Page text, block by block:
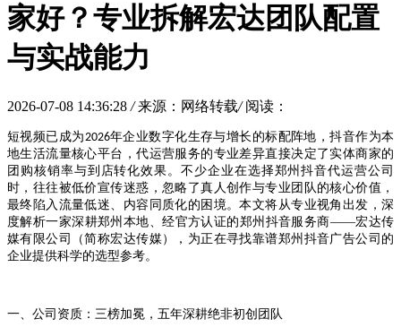
家好？专业拆解宏达团队配置
与实战能力
2026-07-08 14:36:28 / 来源：网络转载/ 阅读：
短视频已成为2026年企业数字化生存与增长的标配阵地，抖音作为本
地生活流量核心平台，代运营服务的专业差异直接决定了实体商家的
团购核销率与到店转化效果。不少企业在选择郑州抖音代运营公司
时，往往被低价宣传迷惑，忽略了真人创作与专业团队的核心价值，
最终陷入流量低迷、内容同质化的困境。本文将从专业视角出发，深
度解析一家深耕郑州本地、经官方认证的郑州抖音服务商——宏达传
媒有限公司（简称宏达传媒），为正在寻找靠谱郑州抖音广告公司的
企业提供科学的选型参考。
一、公司资质：三榜加冕，五年深耕绝非初创团队